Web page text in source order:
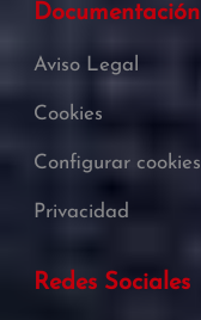
Documentación
Aviso Legal
Cookies
Configurar cookies
Privacidad
Redes Sociales